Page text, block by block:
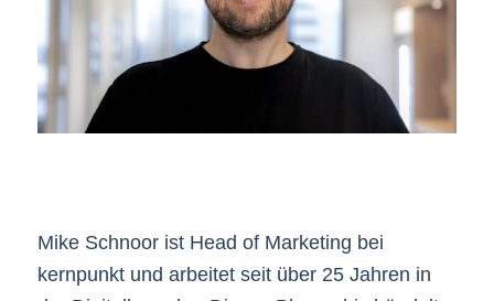
Mike Schnoor ist Head of Marketing bei
kernpunkt und arbeitet seit über 25 Jahren in